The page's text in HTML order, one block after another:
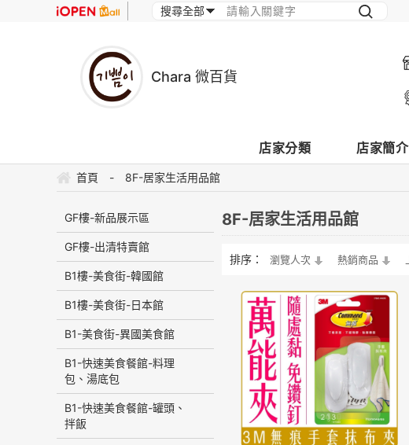
Chara 微百貨
店家分類 店家簡介
首頁 - 8F-居家生活用品館
GF樓-新品展示區
GF樓-出清特賣館
B1樓-美食街-韓國館
B1樓-美食街-日本館
B1-美食街-異國美食館
B1-快速美食餐館-料理
包、湯底包
B1-快速美食餐館-罐頭、
拌飯
8F-居家生活用品館
排序： 瀏覽人次 熱銷商品